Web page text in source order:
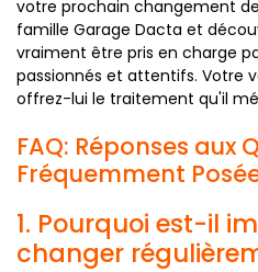
votre prochain changement
famille Garage Dacta et
vraiment être pris en charge
passionnés et attentifs. Votre
offrez-lui le traitement qu'il
FAQ: Réponses aux
Fréquemment
1. Pourquoi est-il
changer